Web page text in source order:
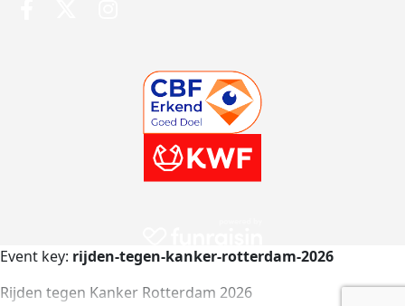
Event key: rijden-tegen-kanker-rotterdam-2026
Rijden tegen Kanker Rotterdam 2026